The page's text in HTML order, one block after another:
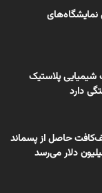
شیمیایی پلاستیک
دارد
حاصل از پسماند